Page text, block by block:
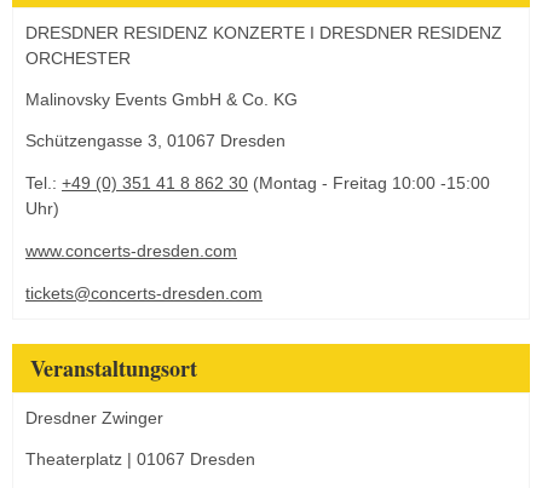
DRESDNER RESIDENZ KONZERTE I DRESDNER RESIDENZ
ORCHESTER
Malinovsky Events GmbH & Co. KG
Schützengasse 3, 01067 Dresden
Tel.: +49 (0) 351 41 8 862 30 (Montag - Freitag 10:00 -15:00
Uhr)
www.concerts-dresden.com
tickets@concerts-dresden.com
Veranstaltungsort
Dresdner Zwinger
Theaterplatz | 01067 Dresden